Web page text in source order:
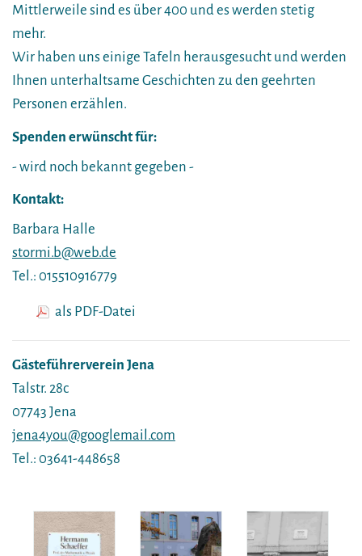
Mittlerweile sind es über 400 und es werden stetig
mehr.
Wir haben uns einige Tafeln herausgesucht und werden
Ihnen unterhaltsame Geschichten zu den geehrten
Personen erzählen.
Spenden erwünscht für:
- wird noch bekannt gegeben -
Kontakt:
Barbara Halle
stormi.b@web.de
Tel.: 015510916779
als PDF-Datei
Gästeführerverein Jena
Talstr. 28c
07743 Jena
jena4you@googlemail.com
Tel.: 03641-448658